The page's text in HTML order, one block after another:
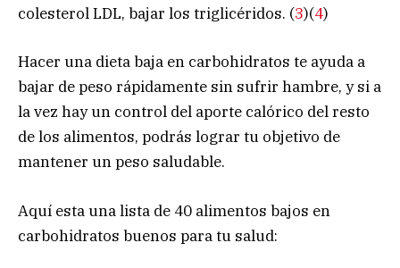
colesterol LDL, bajar los triglicéridos. (3)(4)
Hacer una dieta baja en carbohidratos te ayuda a
bajar de peso rápidamente sin sufrir hambre, y si a
la vez hay un control del aporte calórico del resto
de los alimentos, podrás lograr tu objetivo de
mantener un peso saludable.
Aquí esta una lista de 40 alimentos bajos en
carbohidratos buenos para tu salud: